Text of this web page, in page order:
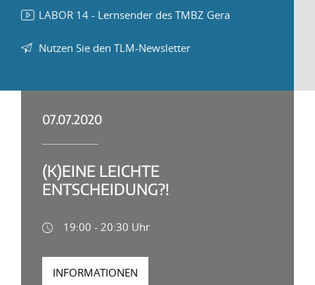
LABOR 14 - Lernsender des TMBZ Gera
Nutzen Sie den TLM-Newsletter
07.07.2020
(K)EINE LEICHTE
ENTSCHEIDUNG?!
19:00 - 20:30 Uhr
INFORMATIONEN